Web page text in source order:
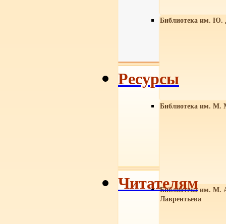
Библиотека им. Ю.
Библиотека им. М.
Библиотека им. М.
Лаврентьева
Ресурсы
Читателям